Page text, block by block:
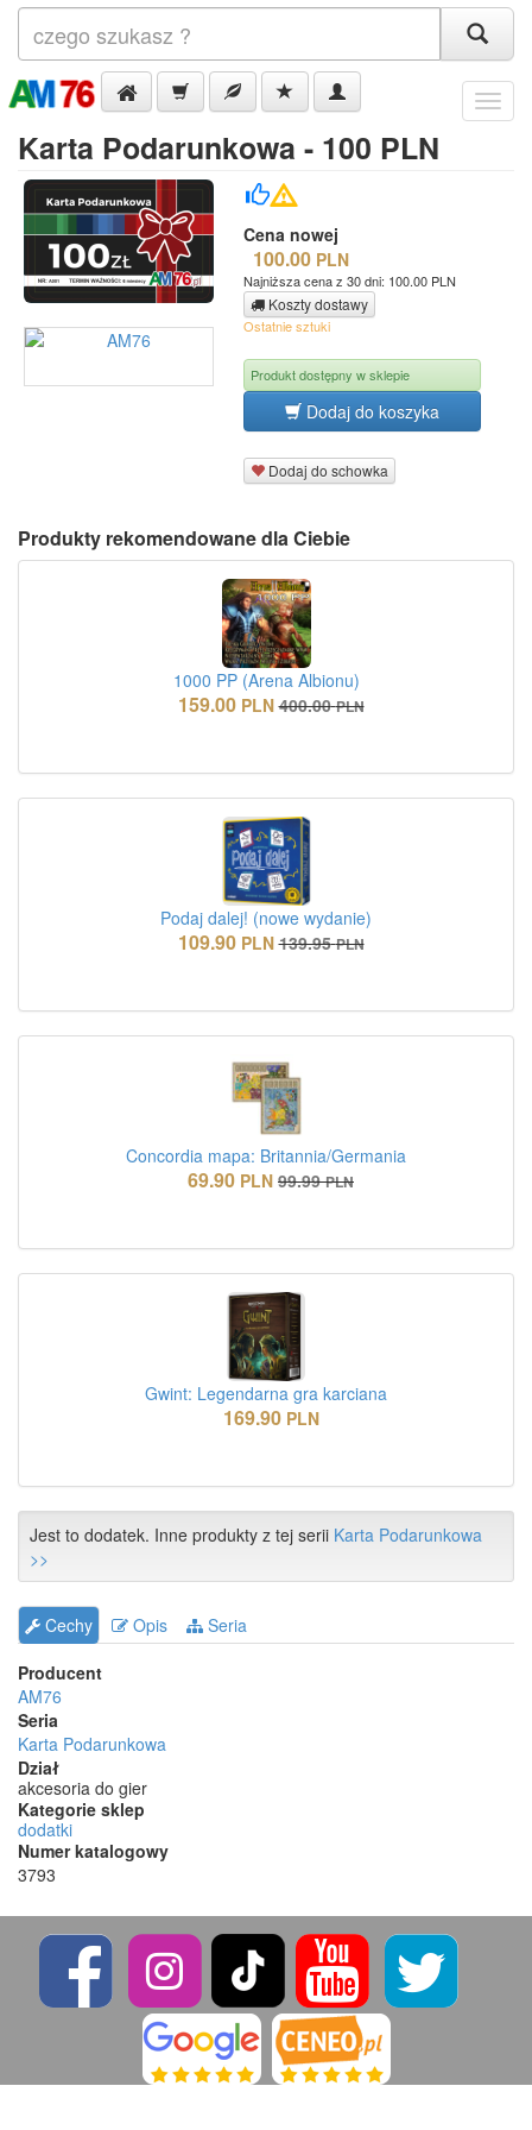
Menu
Karta Podarunkowa - 100 PLN
Cena nowej
100.00 PLN
Najniższa cena z 30 dni: 100.00 PLN
Koszty dostawy
Ostatnie sztuki
Produkt dostępny w sklepie
Dodaj do koszyka
Dodaj do schowka
Produkty rekomendowane dla Ciebie
1000 PP (Arena Albionu)
159.00 PLN 400.00 PLN
Podaj dalej! (nowe wydanie)
109.90 PLN 139.95 PLN
Concordia mapa: Britannia/Germania
69.90 PLN 99.99 PLN
Gwint: Legendarna gra karciana
169.90 PLN
Jest to dodatek. Inne produkty z tej serii Karta Podarunkowa
>>
Cechy Opis
Seria
Producent
AM76
Seria
Karta Podarunkowa
Dział
akcesoria do gier
Kategorie sklep
dodatki
Numer katalogowy
3793